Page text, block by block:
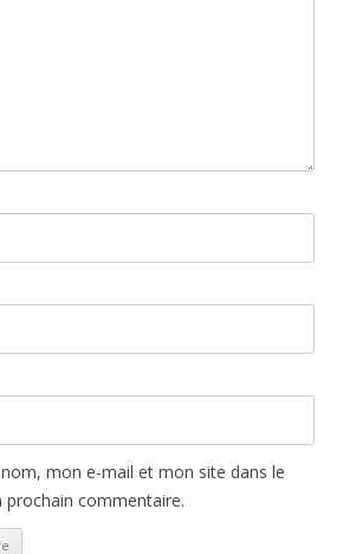
mon e-mail et mon site dans le
commentaire.